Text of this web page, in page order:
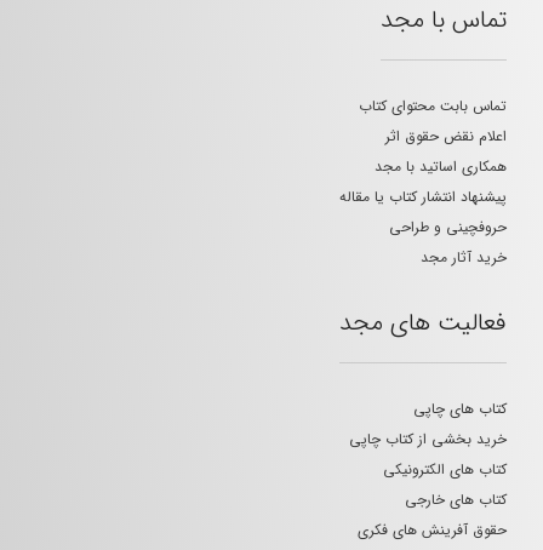
تماس با مجد
تماس بابت محتوای کتاب
اعلام نقض حقوق اثر
همکاری اساتید با مجد
پیشنهاد انتشار کتاب یا مقاله
حروفچینی و طراحی
خرید آثار مجد
فعالیت های مجد
کتاب های چاپی
خرید بخشی از کتاب چاپی
کتاب های الکترونیکی
کتاب های خارجی
حقوق آفرینش های فکری